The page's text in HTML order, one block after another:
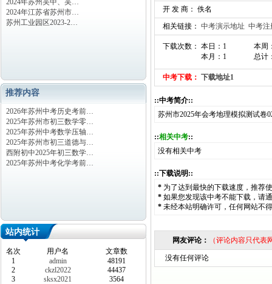
2024年苏州吴中、吴…
2024年江苏省苏州市…
苏州工业园区2023-2…
推荐内容
2026年苏州中考历史考前…
2025年苏州市初三数学零…
2025年苏州中考数学压轴…
2025年苏州市初三道德与…
西附初中2025年初三数学…
2025年苏州中考化学考前…
站内统计
名次 用户名
文章数
1
admin
48191
2
ckzl2022
44437
3
sksx2021
3564
开 发 商： 佚名
相关链接： 中考演示地址 中考注
下载次数： 本日：1
本月：1
本周
总计
中考下载： 下载地址1
::中考简介::
苏州市2025年会考地理模拟测试卷
::相关中考::
没有相关中考
::下载说明::
* 为了达到最快的下载速度，推荐
* 如果您发现该中考不能下载，请
* 未经本站明确许可，任何网站不
网友评论： （评论内容只代
没有任何评论